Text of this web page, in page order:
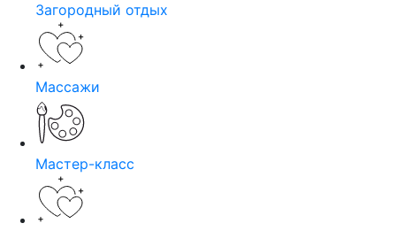
Загородный отдых
Массажи
Мастер-класс